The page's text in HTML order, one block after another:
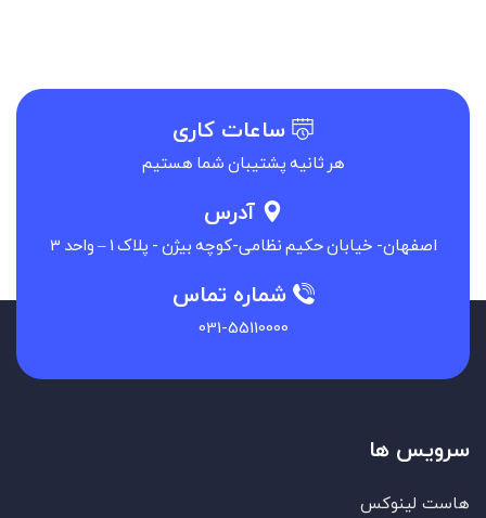
ساعات کاری
هر ثانیه پشتیبان شما هستیم
آدرس
اصفهان- خیابان حکیم نظامی-کوچه بیژن - پلاک 1 – واحد 3
شماره تماس
031-55110000
سرویس ها
هاست لینوکس